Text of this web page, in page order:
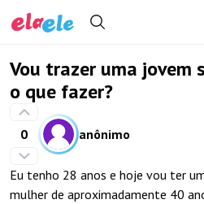
Vou trazer uma jovem
o que fazer?
0 anônimo
Eu tenho 28 anos e hoje vou ter
mulher de aproximadamente 40